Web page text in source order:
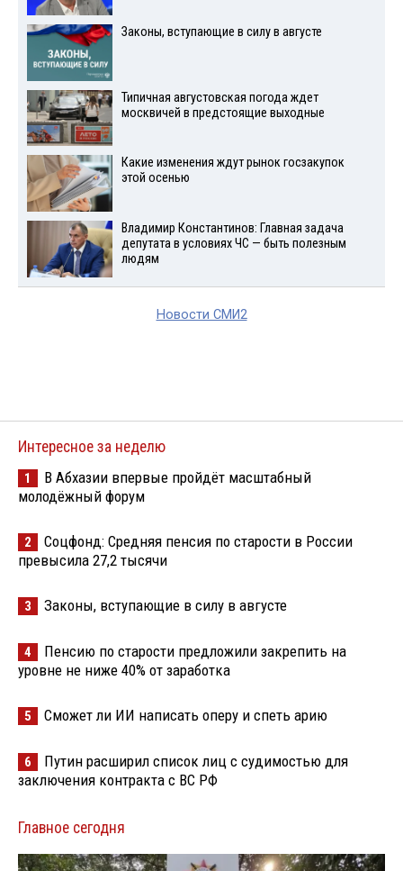
Законы, вступающие в силу в августе
Типичная августовская погода ждет
москвичей в предстоящие выходные
Какие изменения ждут рынок госзакупок
этой осенью
Владимир Константинов: Главная задача
депутата в условиях ЧС — быть полезным
людям
Новости СМИ2
Интересное за неделю
1
В Абхазии впервые пройдёт масштабный
молодёжный форум
2
Соцфонд: Средняя пенсия по старости в России
превысила 27,2 тысячи
3 Законы, вступающие в силу в августе
4
Пенсию по старости предложили закрепить на
уровне не ниже 40% от заработка
5 Сможет ли ИИ написать оперу и спеть арию
6
Путин расширил список лиц с судимостью для
заключения контракта с ВС РФ
Главное сегодня